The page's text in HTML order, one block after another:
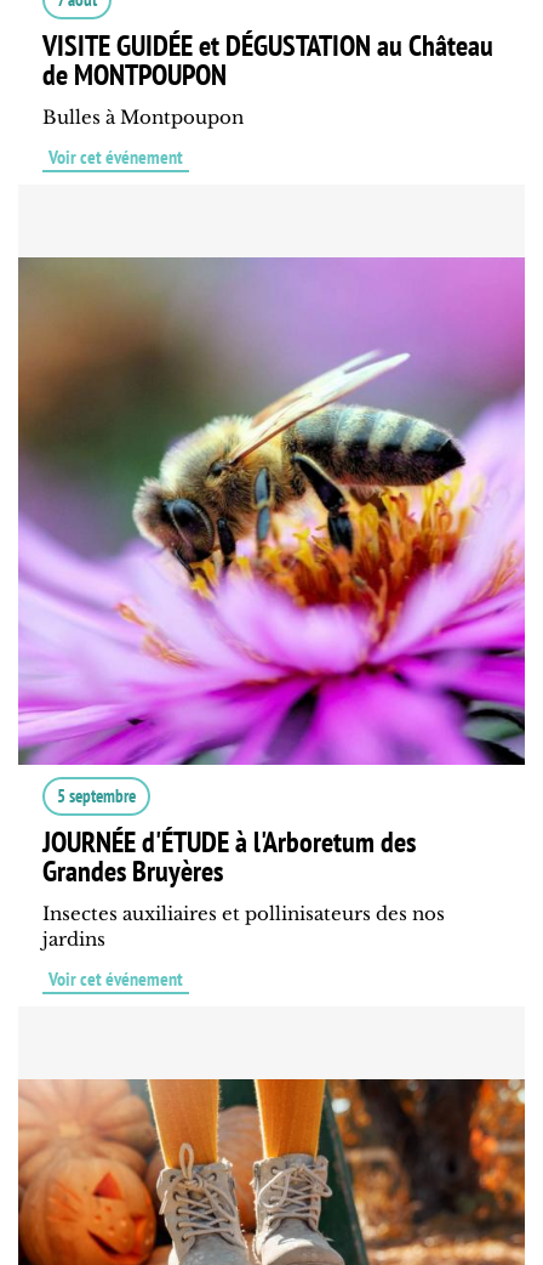
VISITE GUIDÉE et DÉGUSTATION au Château
de MONTPOUPON
Bulles à Montpoupon
Voir cet événement
5 septembre
JOURNÉE d'ÉTUDE à l'Arboretum des
Grandes Bruyères
Insectes auxiliaires et pollinisateurs des nos
jardins
Voir cet événement